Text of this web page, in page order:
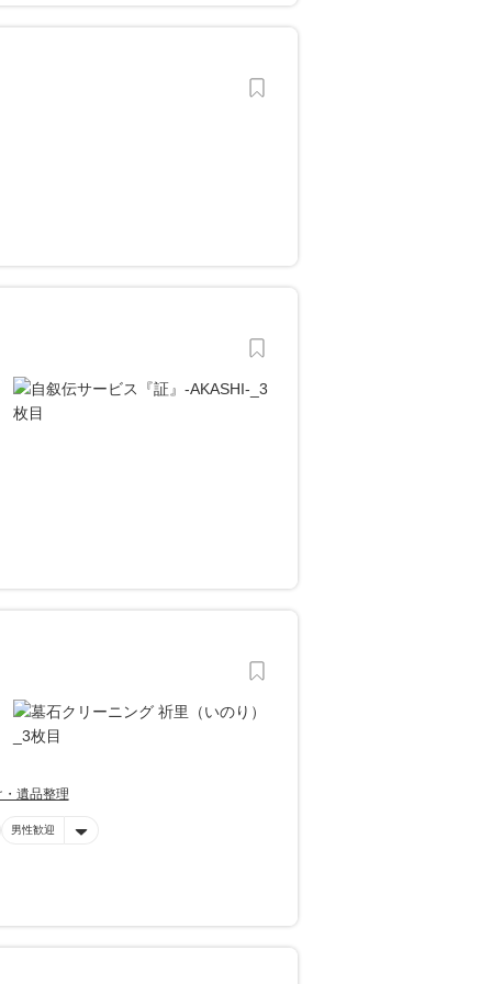
遺品整理
男性歓迎